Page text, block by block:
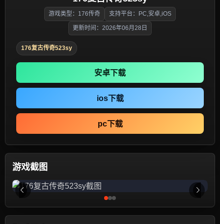
游戏类型：176传奇 支持平台：PC,安卓,iOS
更新时间：2026年06月28日
176复古传奇523sy
安卓下载
ios下载
pc下载
游戏截图